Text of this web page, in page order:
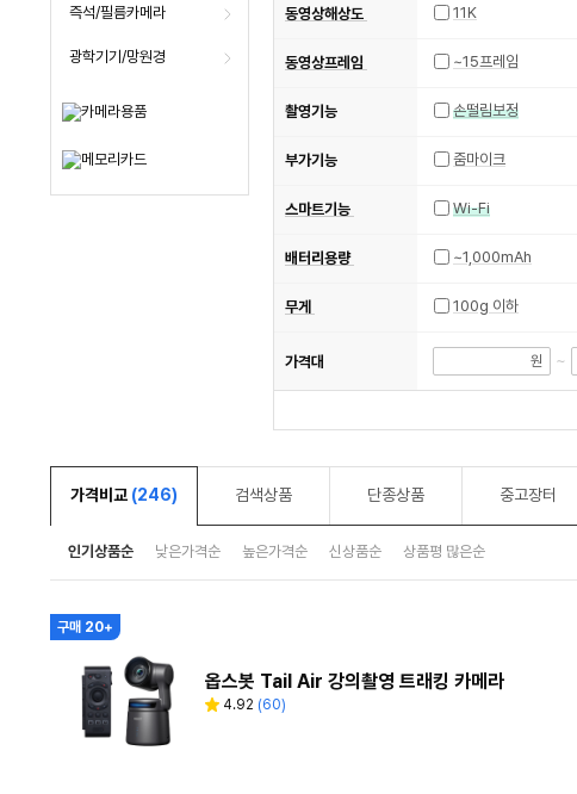
즉석/필름카메라
광학기기/망원경
동영상해상도 11K
동영상프레임 ~15프레임
촬영기능 손떨림보정
부가기능 줌마이크
스마트기능 Wi-Fi
배터리용량 ~1,000mAh
무게 100g 이하
가격대 원 ~
가격비교 (246) 검색상품 단종상품 중고장터
인기상품순 낮은가격순 높은가격순 신상품순 상품평 많은순
구매 20+
옵스봇 Tail Air 강의촬영 트래킹 카메라
별 4.92
리
(60)